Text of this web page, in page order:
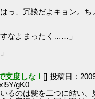
っ、冗談だよキョン。ち
なよまったく……」
支度しな！ [] 投稿日：
gK0
るのは髪を二つに結い、